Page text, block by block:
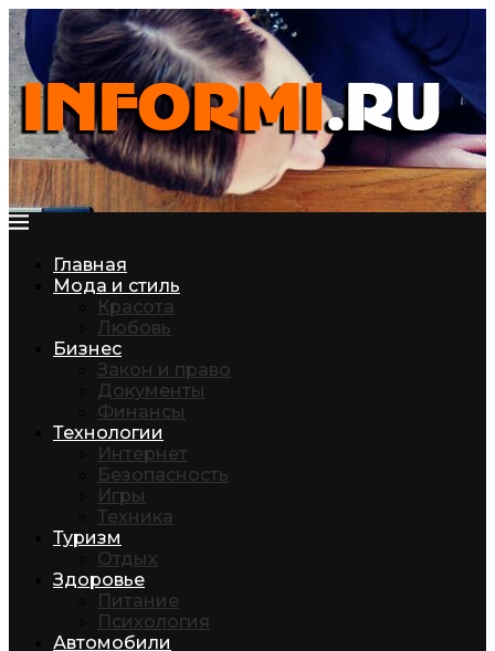
Главная
Мода и стиль
Красота
Любовь
Бизнес
Закон и право
Документы
Финансы
Технологии
Интернет
Безопасность
Игры
Техника
Туризм
Отдых
Здоровье
Питание
Психология
Автомобили